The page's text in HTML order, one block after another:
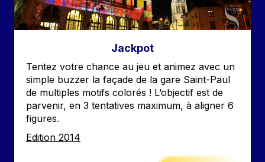
Jackpot
Accroche
Tentez votre chance au jeu et animez avec un
simple buzzer la façade de la gare Saint-Paul
de multiples motifs colorés ! L’objectif est de
parvenir, en 3 tentatives maximum, à aligner 6
figures.
Edition
Edition 2014